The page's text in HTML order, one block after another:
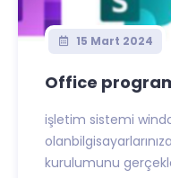
15 Mart 2024
Office
işletim sistemi
kurulumunu